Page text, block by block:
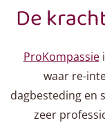
De
ProKompassie
waar re-
dagbesteding en
zeer